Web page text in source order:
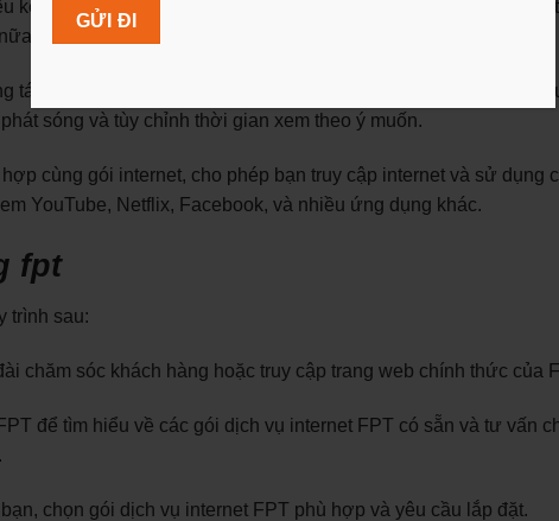
kênh truyền hình và nội dung đa dạng, bao gồm các kênh về tin
đáp ứng nhu cầu giải trí của nhiều thành viên trong gia đình.
tác như Xem lại (timeshift), Ghi lại (PVR), và truyền hình theo
sóng và tùy chỉnh thời gian xem theo ý muốn.
cùng gói internet, cho phép bạn truy cập internet và sử dụng
YouTube, Netflix, Facebook, và nhiều ứng dụng khác.
fpt
trình sau:
chăm sóc khách hàng hoặc truy cập trang web chính thức của
để tìm hiểu về các gói dịch vụ internet FPT có sẵn và tư vấn
chọn gói dịch vụ internet FPT phù hợp và yêu cầu lắp đặt.